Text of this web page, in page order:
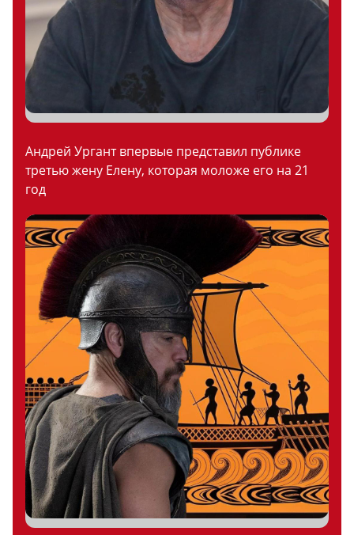
Андрей Ургант впервые представил публике
третью жену Елену, которая моложе его на 21
год